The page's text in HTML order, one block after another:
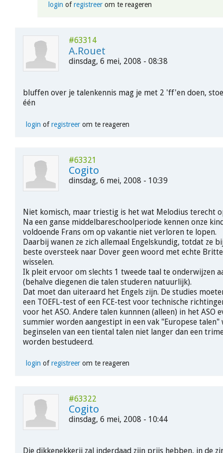
login ofregistreerom te reageren
#63314
A.Rouet
dinsdag, 6 mei, 2008 - 08:38
bluffen over je talenkennis mag je met 2 'ff'en doen,
één
login ofregistreerom te reageren
#63321
Cogito
dinsdag, 6 mei, 2008 - 10:39
Niet komisch, maar triestig is het wat Melodius terecht
Na een ganse middelbareschoolperiode kennen onze
voldoende Frans om op vakantie niet verloren te lopen.
Daarbij wanen ze zich allemaal Engelskundig, totdat ze
beste oversteek naar Dover geen woord met echte
wisselen.
Ik pleit ervoor om slechts 1 tweede taal te onderwijzen
(behalve diegenen die talen studeren natuurlijk).
Dat moet dan uiteraard het Engels zijn. De studies
een TOEFL-test of een FCE-test voor technische
voor het ASO. Andere talen kunnnen (alleen) in het ASO
summier worden aangestipt in een vak "Europese talen"
beginselen van een tiental talen niet langer dan een
worden bestudeerd.
login ofregistreerom te reageren
#63322
Cogito
dinsdag, 6 mei, 2008 - 10:44
Die dikkenekkerij zal inderdaad zijn prijs hebben, in de